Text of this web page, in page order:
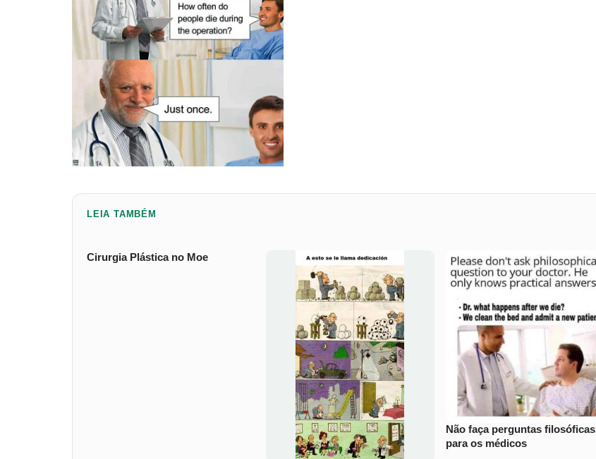
LEIA TAMBÉM
Cirurgia Plástica no Moe
Não faça perguntas filosóficas
para os médicos